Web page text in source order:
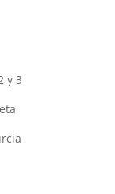
y 3